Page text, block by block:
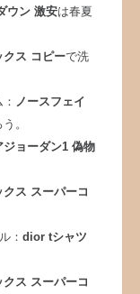
ウン 激安は春夏
クス コピーで洗
ノースフェイ
。
ジョーダン1 偽物
クス スーパーコ
： dior tシャツ
クス スーパーコ